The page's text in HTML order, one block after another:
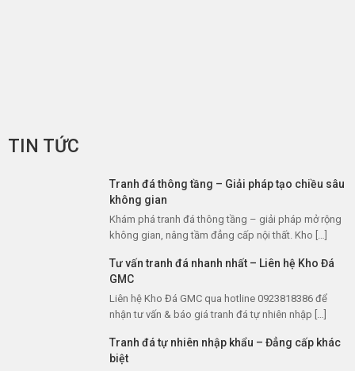
TIN TỨC
Tranh đá thông tầng – Giải pháp tạo chiều sâu
không gian
Khám phá tranh đá thông tầng – giải pháp mở rộng
không gian, nâng tầm đẳng cấp nội thất. Kho […]
Tư vấn tranh đá nhanh nhất – Liên hệ Kho Đá
GMC
Liên hệ Kho Đá GMC qua hotline 0923818386 để
nhận tư vấn & báo giá tranh đá tự nhiên nhập […]
Tranh đá tự nhiên nhập khẩu – Đẳng cấp khác
biệt